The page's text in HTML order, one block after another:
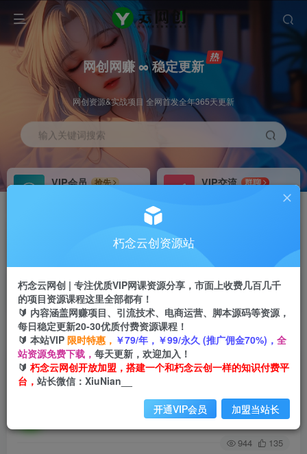
网创网赚 ∞ 稳定更新
网创资源&实战项目 全网首发全年365天更新
输入关键词搜索
VIP会员
抢先
VIP交流
群聊
研究探讨更多创业项目路子。
会员专属推广链接
四导航 导航
APP下载
GO
首页 创业课程 会员免费 正文
拼多多虚拟产品实操流程，月产5000+利润，还能
引流精准创业粉【揭秘】
关注 私信
944 135
朽念云创资源站
朽念云网创 | 专注优质VIP网课资源分享，市面上收费几百几千
的项目资源课程这里全部都有！
🔰 内容涵盖网赚项目、引流技术、电商运营、脚本源码等资源，
每日稳定更新20-30优质付费资源课程！
🔰 本站VIP 限时特惠， ￥79/年，￥99/永久 (推广佣金70%)， 全
站资源免费下载， 每天更新，欢迎加入！
🔰 朽念云网创开放加盟，搭建一个和朽念云创一样的知识付费平
台， 站长微信：XiuNian__
开通VIP会员 加盟当站长